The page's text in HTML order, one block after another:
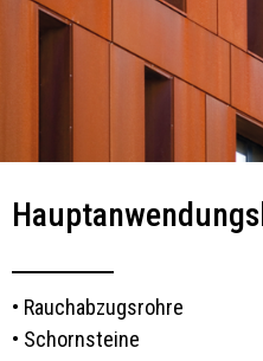
• Rauchabzugsrohre
• Schornsteine